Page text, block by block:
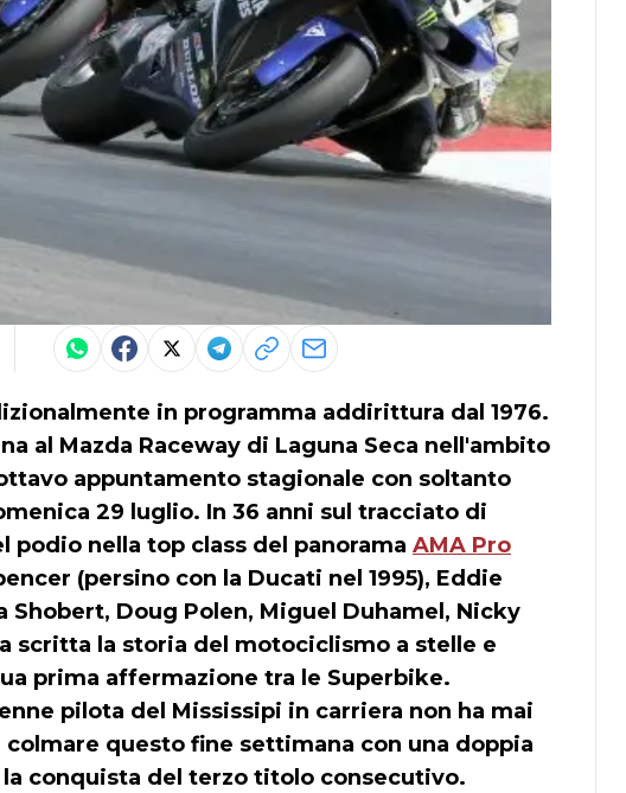
in programma addirittura dal 1976.
al Mazda Raceway di Laguna Seca nell'ambito
appuntamento stagionale con soltanto
29 luglio. In 36 anni sul tracciato di
nella top class del panorama AMA Pro
(persino con la Ducati nel 1995), Eddie
Shobert, Doug Polen, Miguel Duhamel, Nicky
scritta la storia del motociclismo a stelle e
prima affermazione tra le Superbike.
pilota del Mississipi in carriera non ha mai
questo fine settimana con una doppia
conquista del terzo titolo consecutivo.